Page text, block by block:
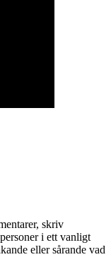
skriv
i ett vanligt
eller sårande vad